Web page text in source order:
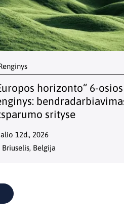
horizonto“ 6-
srityse
12d., 2026
Briuselis, Belgija